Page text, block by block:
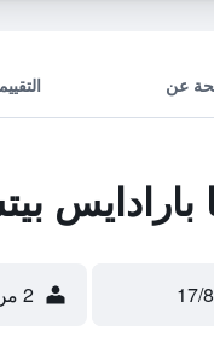
عن
2 من الضيوف، غرفة واحدة